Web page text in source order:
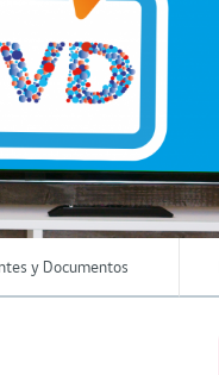
y Documentos